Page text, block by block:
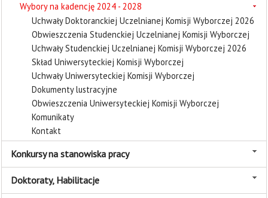
Wybory na kadencję 2024 - 2028
Uchwały Doktoranckiej Uczelnianej Komisji Wyborczej 2026
Obwieszczenia Studenckiej Uczelnianej Komisji Wyborczej
Uchwały Studenckiej Uczelnianej Komisji Wyborczej 2026
Skład Uniwersyteckiej Komisji Wyborczej
Uchwały Uniwersyteckiej Komisji Wyborczej
Dokumenty lustracyjne
Obwieszczenia Uniwersyteckiej Komisji Wyborczej
Komunikaty
Kontakt
Konkursy na stanowiska pracy
Doktoraty, Habilitacje